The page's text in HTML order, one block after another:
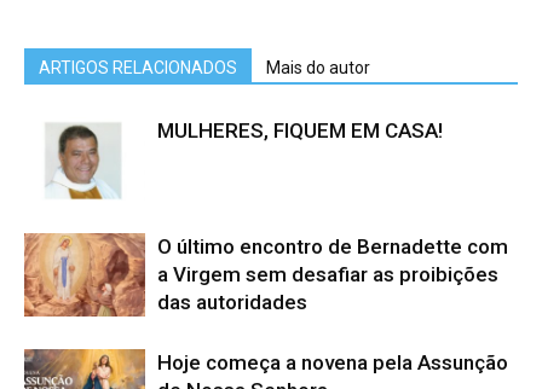
ARTIGOS RELACIONADOS Mais do autor
MULHERES, FIQUEM EM CASA!
O último encontro de Bernadette com
a Virgem sem desafiar as proibições
das autoridades
Hoje começa a novena pela Assunção